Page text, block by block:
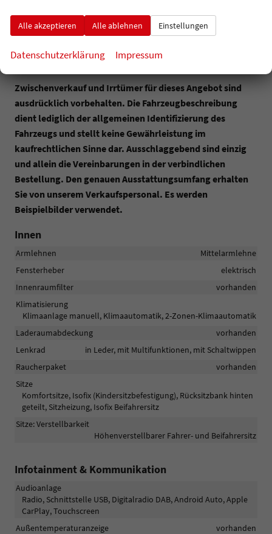
Attraktive Finanzierungs-Angebote erhalten Sie auf
Zwischenverkauf und Irrtümer für dieses Angebot sind
ausdrücklich vorbehalten. Die Fahrzeugbeschreibung
dient lediglich der allgemeinen Identifizierung des
Fahrzeugs und stellt keine Gewährleistung im
kaufrechtlichen Sinne dar. Ausschlaggebend sind einzig
und allein die Vereinbarungen in der verbindlichen
Bestellung. Den genauen Ausstattungsumfang erhalten
Sie von unserem Verkaufspersonal. Es werden
Beispielbilder verwendet.
Innen
Armlehnen
Mittelarmlehne
Fensterheber
elektrisch
Innenraumfilter
vorhanden
Klimatisierung
Klimaanlage manuell, Klimaautomatik, 2-Zonen-Klimaautomatik
Laderaumabdeckung
vorhanden
Lenkrad
in Leder, mit Multifunktionen, mit Schaltwippen
Raucherpaket
vorhanden
Sitze
Komfortsitze, Isofix (Kindersitzbefestigung), Rücksitzbank hinten
geteilt, Sitzheizung, Isofix Beifahrersitz
Sitze: Verstellbarkeit
Höhenverstellbarer Fahrer- und Beifahrersitz
Infotainment & Kommunikation
Audioanlage
Radio, Schnittstelle USB, Digitalradio DAB, Android Auto, Apple
CarPlay, Touchscreen
Außentemperaturanzeige
vorhanden
Alle akzeptieren Alle ablehnen Einstellungen
Datenschutzerklärung Impressum